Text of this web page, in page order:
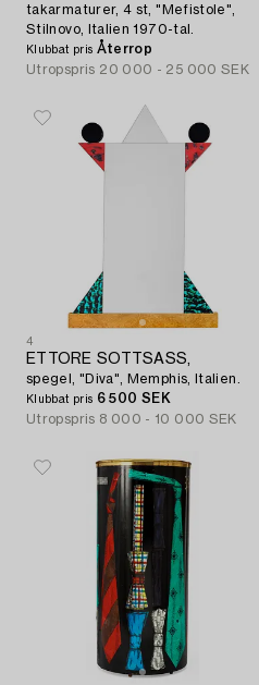
takarmaturer, 4 st, "Mefistole",
Stilnovo, Italien 1970-tal.
Klubbat pris Återrop
Utropspris 20 000 - 25 000 SEK
4
ETTORE SOTTSASS,
spegel, "Diva", Memphis, Italien.
Klubbat pris 6 500 SEK
Utropspris 8 000 - 10 000 SEK